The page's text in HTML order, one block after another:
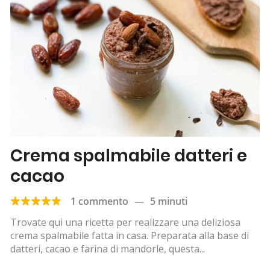
Crema spalmabile datteri e
cacao
1 commento — 5 minuti
Trovate qui una ricetta per realizzare una deliziosa
crema spalmabile fatta in casa. Preparata alla base di
datteri, cacao e farina di mandorle, questa...